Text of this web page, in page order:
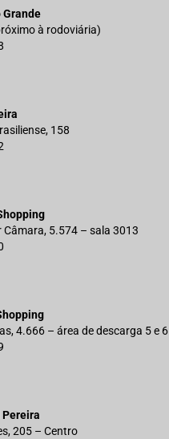
6×1
Grande
à rodoviária)
158
Câmara, 5.574 – sala 3013
4.666 – área de descarga 5 e 6
205 – Centro